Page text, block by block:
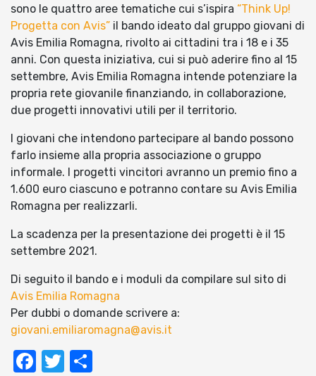
sono le quattro aree tematiche cui s’ispira “Think Up!
Progetta con Avis” il bando ideato dal gruppo giovani di
Avis Emilia Romagna, rivolto ai cittadini tra i 18 e i 35
anni. Con questa iniziativa, cui si può aderire fino al 15
settembre, Avis Emilia Romagna intende potenziare la
propria rete giovanile finanziando, in collaborazione,
due progetti innovativi utili per il territorio.
I giovani che intendono partecipare al bando possono
farlo insieme alla propria associazione o gruppo
informale. I progetti vincitori avranno un premio fino a
1.600 euro ciascuno e potranno contare su Avis Emilia
Romagna per realizzarli.
La scadenza per la presentazione dei progetti è il 15
settembre 2021.
Di seguito il bando e i moduli da compilare sul sito di
Avis Emilia Romagna
Per dubbi o domande scrivere a:
giovani.emiliaromagna@avis.it
Facebook
Twitter